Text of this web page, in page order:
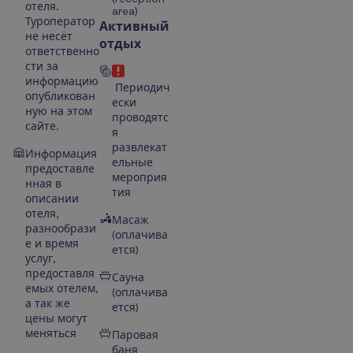
отеля.
Туроператор
не несёт
ответственно
сти за
информацию
опубликован
ную на этом
сайте.
Информация
предоставле
нная в
описании
отеля,
разнообрази
е и время
услуг,
предоставля
емых отелем,
а так же
цены могут
меняться
area)
Активный
отдых
Периодич
ески
проводятс
я
развлекат
ельные
мероприя
тия
Масаж
(оплачива
ется)
Сауна
(оплачива
ется)
Паровая
баня